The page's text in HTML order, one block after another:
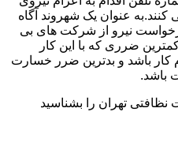
عنوان یک شهروند آگاه
نیرو از شرکت های بی
ضرری که با این کار
کار باشد و بدترین ضرر خسارت
باشد.
تهران را بشناسید